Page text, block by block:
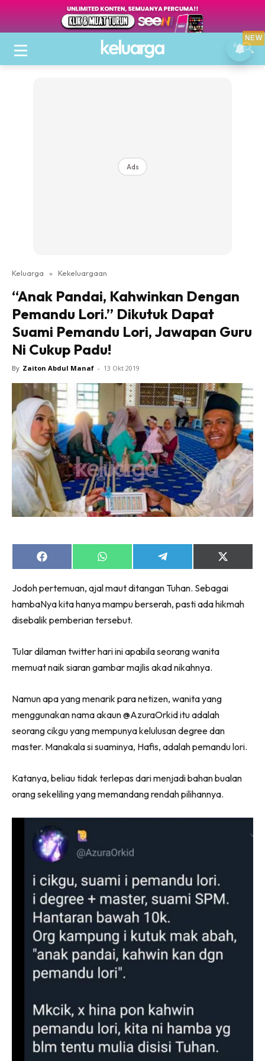
Ads
Keluarga » Kekeluargaan
“Anak Pandai, Kahwinkan Dengan
Pemandu Lori.” Dikutuk Dapat
Suami Pemandu Lori, Jawapan Guru
Ni Cukup Padu!
By Zaiton Abdul Manaf - 13 Okt 2019
Share
on
Share
on
Share
on
Share
on
(Twitter)
Jodoh pertemuan, ajal maut ditangan Tuhan. Sebagai
hambaNya kita hanya mampu berserah, pasti ada hikmah
disebalik pemberian tersebut.
TuIar dilaman twitter hari ini apabila seorang wanita
memuat naik siaran gambar majlis akad nikahnya.
Namun apa yang menarik para netizen, wanita yang
menggunakan nama akaun @AzuraOrkid itu adalah
seorang cikgu yang mempunya kelulusan degree dan
master. Manakala si suaminya, Hafis, adalah pemandu lori.
Katanya, beliau tidak terlepas dari menjadi bahan bualan
orang sekeliling yang memandang rendah pilihannya.
NEW